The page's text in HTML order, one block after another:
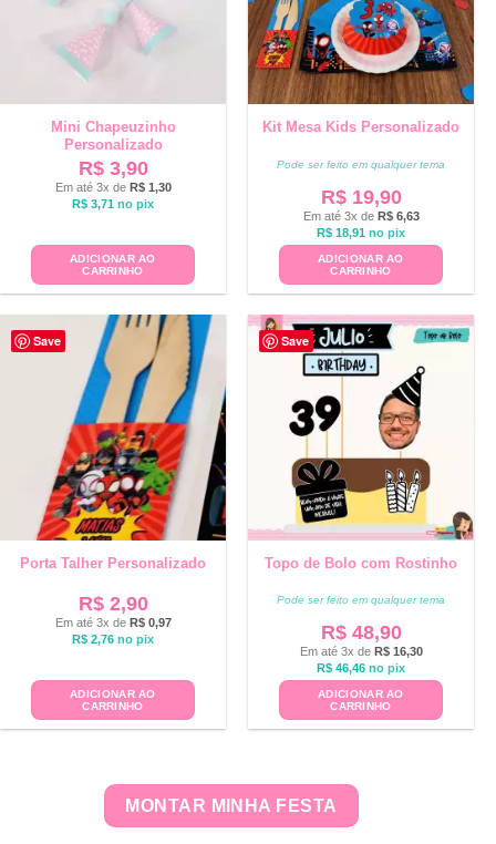
Mini Chapeuzinho
Personalizado
R$3,90
Em até 3x de R$1,30
R$ 3,71 no pix
ADICIONAR AO
CARRINHO
Kit Mesa Kids Personalizado
Pode ser feito em qualquer tema
R$19,90
Em até 3x de R$6,63
R$ 18,91 no pix
ADICIONAR AO
CARRINHO
Save
Porta Talher Personalizado
R$2,90
Em até 3x de R$0,97
R$ 2,76 no pix
ADICIONAR AO
CARRINHO
Save
Topo de Bolo com Rostinho
Pode ser feito em qualquer tema
R$48,90
Em até 3x de R$16,30
R$ 46,46 no pix
ADICIONAR AO
CARRINHO
MONTAR MINHA FESTA